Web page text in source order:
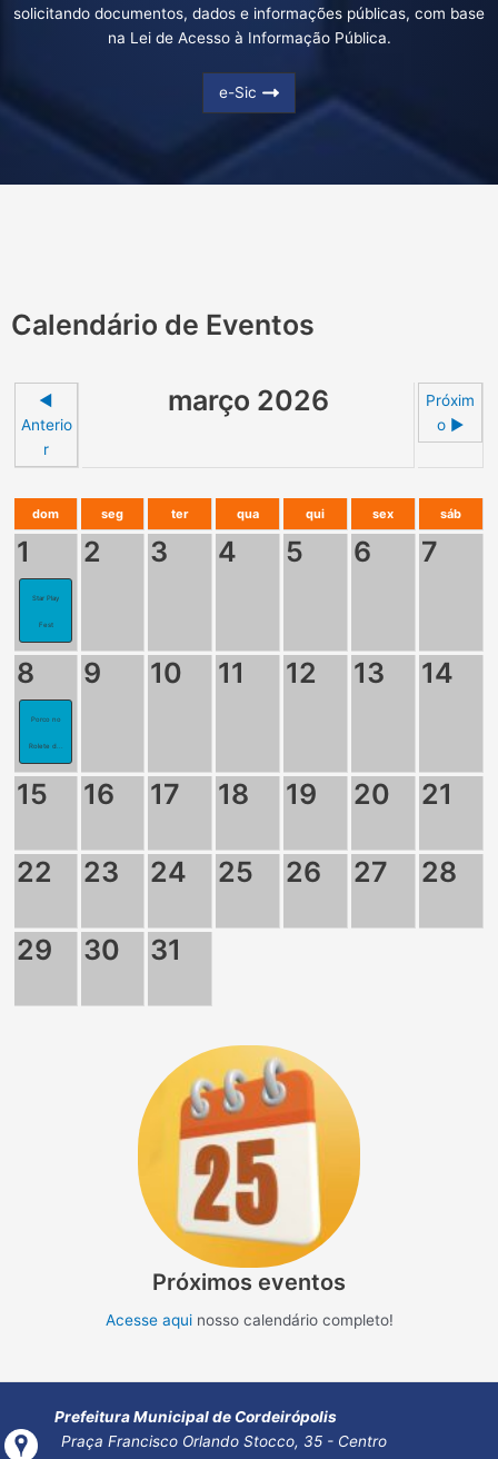
solicitando documentos, dados e informações públicas, com base
na Lei de Acesso à Informação Pública.
e-Sic
Calendário de Eventos
◄
Anterio
r
março 2026
Próxim
o ►
dom seg ter qua qui sex sáb
1
Star Play
Fest
2 3 4 5 6 7
8
Porco no
Rolete d...
9 10 11 12 13 14
15 16 17 18 19 20 21
22 23 24 25 26 27 28
29 30 31
Próximos eventos
Acesse aquinosso calendário completo!
Prefeitura Municipal de Cordeirópolis
Praça Francisco Orlando Stocco, 35 - Centro